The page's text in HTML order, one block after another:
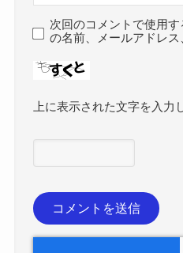
次回のコメントで使用
の名前、メールアドレス
上に表示された文字を入力